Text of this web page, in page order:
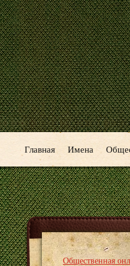
Главная Имена
Общественная